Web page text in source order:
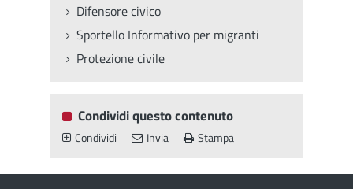
Difensore civico
Sportello Informativo per migranti
Protezione civile
Condividi questo contenuto
Condividi Invia Stampa